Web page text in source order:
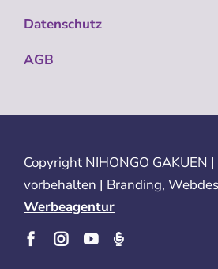
Datenschutz
AGB
Copyright NIHONGO GAKUEN
vorbehalten | Branding,
Werbeagentur